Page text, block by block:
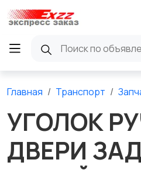
Главная Транспорт
УГОЛОК
ДВЕРИ